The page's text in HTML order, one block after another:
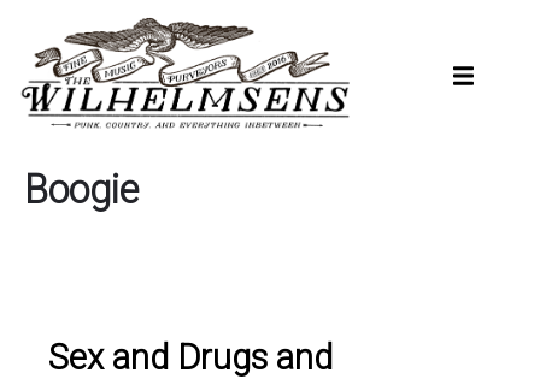
hovedinnhold
Boogie
Sex and Drugs and